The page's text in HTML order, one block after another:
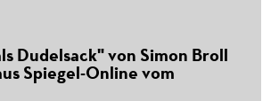
Dudelsack" von Simon Broll
Spiegel-Online vom